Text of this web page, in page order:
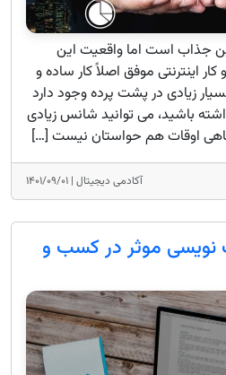
جذاب است اما واقعیت این
موفق اصلاً کار ساده و
زیادی در پشت پرده وجود دارد
باشید، می توانید شانس زیادی
اوقات هم حواستان نیست […]
آکادمی دیجیتال | ۱۴۰۱/۰۹/۰۱
نویسی موثر در کسب و